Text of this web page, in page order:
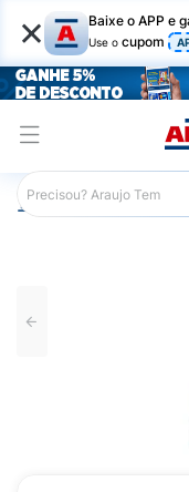
× Baixe o APP e
Use o cupom
Araujo Beleza e